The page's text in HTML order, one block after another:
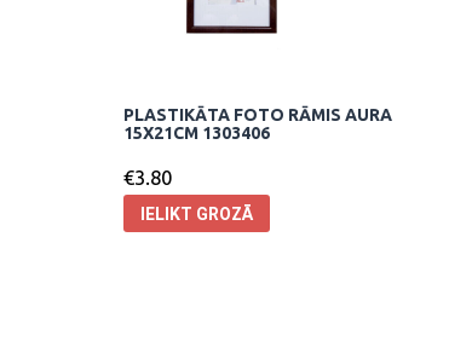
PLASTIKĀTA FOTO RĀMIS AURA
15X21CM 1303406
€3.80
IELIKT GROZĀ